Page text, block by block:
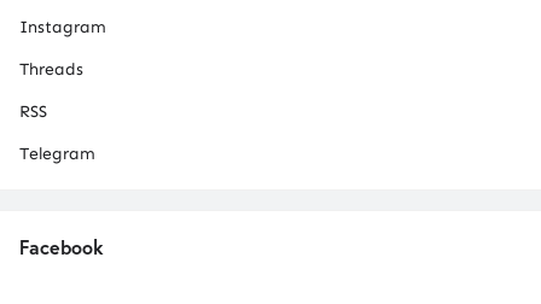
Instagram
Threads
RSS
Telegram
Facebook